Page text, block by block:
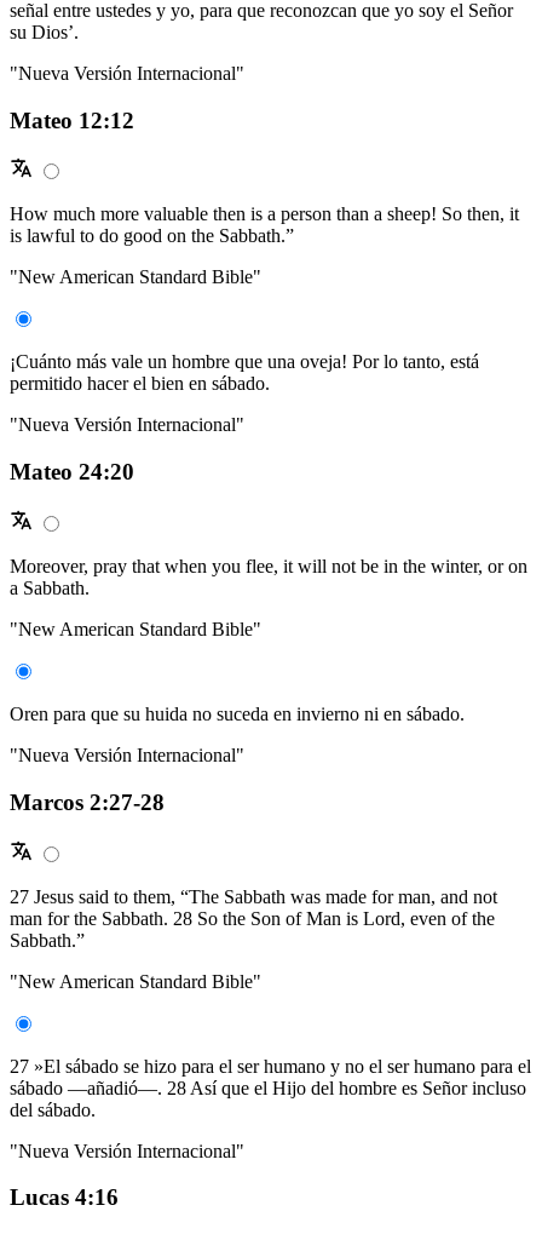
señal entre ustedes y yo, para que reconozcan que yo soy el Señor
su Dios’.
"Nueva Versión Internacional"
Mateo 12:12
How much more valuable then is a person than a sheep! So then, it
is lawful to do good on the Sabbath.”
"New American Standard Bible"
¡Cuánto más vale un hombre que una oveja! Por lo tanto, está
permitido hacer el bien en sábado.
"Nueva Versión Internacional"
Mateo 24:20
Moreover, pray that when you flee, it will not be in the winter, or on
a Sabbath.
"New American Standard Bible"
Oren para que su huida no suceda en invierno ni en sábado.
"Nueva Versión Internacional"
Marcos 2:27-28
27 Jesus said to them, “The Sabbath was made for man, and not
man for the Sabbath. 28 So the Son of Man is Lord, even of the
Sabbath.”
"New American Standard Bible"
27 »El sábado se hizo para el ser humano y no el ser humano para el
sábado —añadió—. 28 Así que el Hijo del hombre es Señor incluso
del sábado.
"Nueva Versión Internacional"
Lucas 4:16